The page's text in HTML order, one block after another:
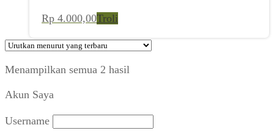
Rp 4.000,00Troli
Menampilkan semua 2 hasil
Akun Saya
Username